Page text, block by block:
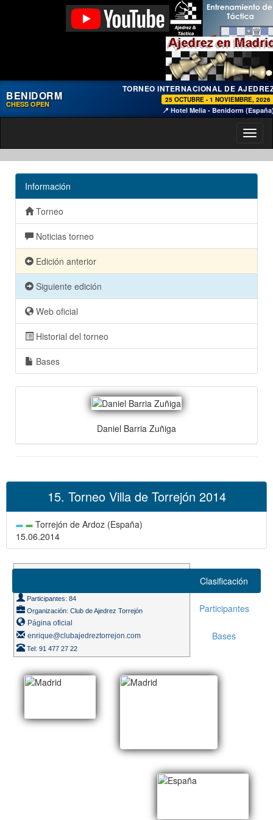
BENIDORM
CHESS OPEN
TORNEO INTERNACIONAL DE
25 OCTUBRE - 1 NOVIEMBRE, 2026
📍 Hotel Melia - Benidorm
Información
Torneo
Noticias torneo
Edición anterior
Siguiente edición
Web oficial
Historial del torneo
Bases
Daniel Barria Zuñiga
15. Torneo Villa de Torrejón 2014
Torrejón de Ardoz (España)
15.06.2014
Participantes: 84
Organización: Club de Ajedrez Torrejón
Página oficial
enrique@clubajedreztorrejon.com
Tel: 91 477 27 22
Clasificación
Participantes
Bases